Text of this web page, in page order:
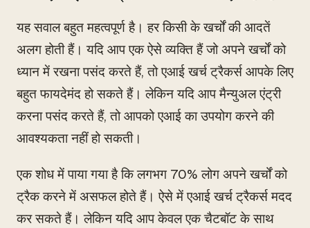
यह सवाल बहुत महत्वपूर्ण है। हर किसी के खर्चों की आदतें
अलग होती हैं। यदि आप एक ऐसे व्यक्ति हैं जो अपने खर्चों को
ध्यान में रखना पसंद करते हैं, तो एआई खर्च ट्रैकर्स आपके लिए
बहुत फायदेमंद हो सकते हैं। लेकिन यदि आप मैन्युअल एंट्री
करना पसंद करते हैं, तो आपको एआई का उपयोग करने की
आवश्यकता नहीं हो सकती।
एक शोध में पाया गया है कि लगभग 70% लोग अपने खर्चों को
ट्रैक करने में असफल होते हैं। ऐसे में एआई खर्च ट्रैकर्स मदद
कर सकते हैं। लेकिन यदि आप केवल एक चैटबॉट के साथ